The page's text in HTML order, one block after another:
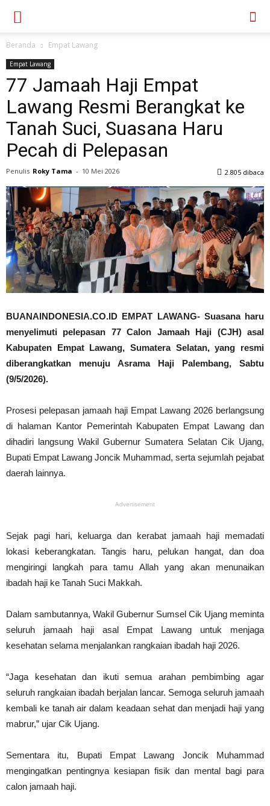
Beranda Empat Lawang
Empat Lawang
77 Jamaah Haji Empat
Lawang Resmi Berangkat ke
Tanah Suci, Suasana Haru
Pecah di Pelepasan
Penulis Roky Tama - 10 Mei 2026 2.805 dibaca
BUANAINDONESIA.CO.ID EMPAT LAWANG- Suasana haru
menyelimuti pelepasan 77 Calon Jamaah Haji (CJH) asal
Kabupaten Empat Lawang, Sumatera Selatan, yang resmi
diberangkatkan menuju Asrama Haji Palembang, Sabtu
(9/5/2026).
Prosesi pelepasan jamaah haji Empat Lawang 2026 berlangsung
di halaman Kantor Pemerintah Kabupaten Empat Lawang dan
dihadiri langsung Wakil Gubernur Sumatera Selatan Cik Ujang,
Bupati Empat Lawang Joncik Muhammad, serta sejumlah pejabat
daerah lainnya.
Advertisement
Sejak pagi hari, keluarga dan kerabat jamaah haji memadati
lokasi keberangkatan. Tangis haru, pelukan hangat, dan doa
mengiringi langkah para tamu Allah yang akan menunaikan
ibadah haji ke Tanah Suci Makkah.
Dalam sambutannya, Wakil Gubernur Sumsel Cik Ujang meminta
seluruh jamaah haji asal Empat Lawang untuk menjaga
kesehatan selama menjalankan rangkaian ibadah haji 2026.
“Jaga kesehatan dan ikuti semua arahan pembimbing agar
seluruh rangkaian ibadah berjalan lancar. Semoga seluruh jamaah
kembali ke tanah air dalam keadaan sehat dan menjadi haji yang
mabrur,” ujar Cik Ujang.
Sementara itu, Bupati Empat Lawang Joncik Muhammad
mengingatkan pentingnya kesiapan fisik dan mental bagi para
calon jamaah haji.